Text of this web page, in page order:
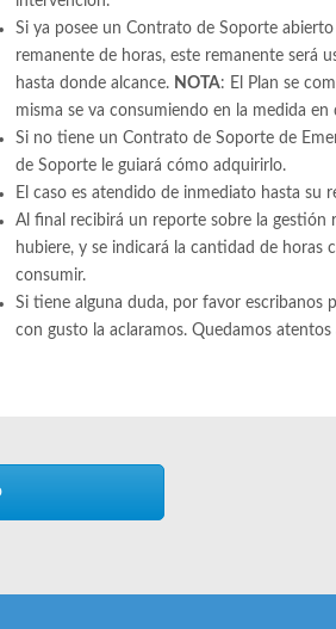
Si ya posee un Contrato de Soporte
remanente de horas, este remanente será
hasta donde alcance. NOTA: El Plan se
misma se va consumiendo en la medida en
Si no tiene un Contrato de Soporte de
de Soporte le guiará cómo adquirirlo. ​
El caso es atendido de inmediato hasta su
Al final recibirá un reporte sobre la gestión
hubiere, y se indicará la cantidad de horas
consumir.
Si tiene alguna duda, por favor escribanos
con gusto la aclaramos. Quedamos